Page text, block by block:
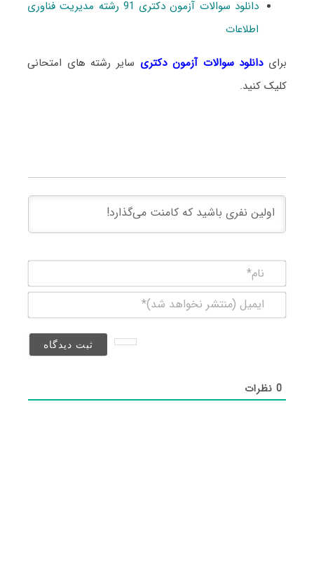
دانلود سوالات آزمون دکتری 91 رشته مدیریت فناوری
اطلاعات
برایدانلود سوالات آزمون دکتری سایر رشته های امتحانی
کلیک کنید.
(منتشر
0نظرات